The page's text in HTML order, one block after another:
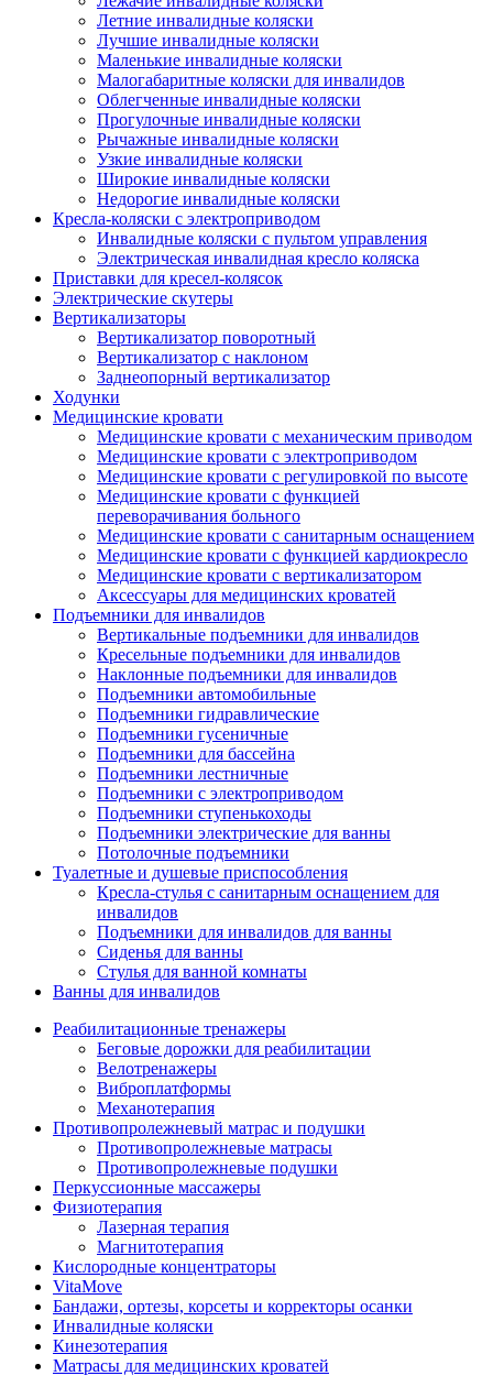
Летние инвалидные коляски
Лучшие инвалидные коляски
Маленькие инвалидные коляски
Малогабаритные коляски для инвалидов
Облегченные инвалидные коляски
Прогулочные инвалидные коляски
Рычажные инвалидные коляски
Узкие инвалидные коляски
Широкие инвалидные коляски
Недорогие инвалидные коляски
Кресла-коляски с электроприводом
Инвалидные коляски с пультом управления
Электрическая инвалидная кресло коляска
Приставки для кресел-колясок
Электрические скутеры
Вертикализаторы
Вертикализатор поворотный
Вертикализатор с наклоном
Заднеопорный вертикализатор
Ходунки
Медицинские кровати
Медицинские кровати с механическим приводом
Медицинские кровати с электроприводом
Медицинские кровати с регулировкой по высоте
Медицинские кровати с функцией
переворачивания больного
Медицинские кровати с санитарным оснащением
Медицинские кровати с функцией кардиокресло
Медицинские кровати с вертикализатором
Аксессуары для медицинских кроватей
Подъемники для инвалидов
Вертикальные подъемники для инвалидов
Кресельные подъемники для инвалидов
Наклонные подъемники для инвалидов
Подъемники автомобильные
Подъемники гидравлические
Подъемники гусеничные
Подъемники для бассейна
Подъемники лестничные
Подъемники с электроприводом
Подъемники ступенькоходы
Подъемники электрические для ванны
Потолочные подъемники
Туалетные и душевые приспособления
Кресла-стулья с санитарным оснащением для
инвалидов
Подъемники для инвалидов для ванны
Сиденья для ванны
Стулья для ванной комнаты
Ванны для инвалидов
Реабилитационные тренажеры
Беговые дорожки для реабилитации
Велотренажеры
Виброплатформы
Механотерапия
Противопролежневый матрас и подушки
Противопролежневые матрасы
Противопролежневые подушки
Перкуссионные массажеры
Физиотерапия
Лазерная терапия
Магнитотерапия
Кислородные концентраторы
VitaMove
Бандажи, ортезы, корсеты и корректоры осанки
Инвалидные коляски
Кинезотерапия
Матрасы для медицинских кроватей